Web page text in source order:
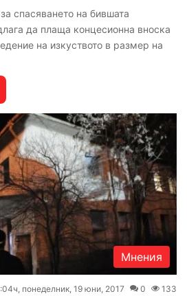
спасяването на бившата
да плаща концесионна вноска
на изкуството в размер на
Мнения
понеделник, 19 юни, 2017 0 133